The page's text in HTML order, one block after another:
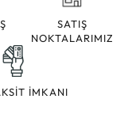
SATIŞ
NOKTALARIMIZ
İMKANI